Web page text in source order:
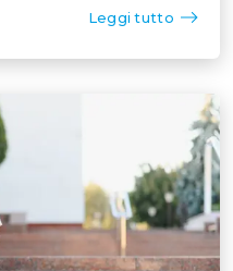
Leggi tutto